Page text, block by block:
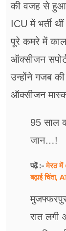
की वजह से
ICU में भर्ती
पूरे कमरे में
ऑक्सीजन
उन्होंने गजब
ऑक्सीजन
95 साल
जान…!
पढ़ें :-मेरठ में
बढ़ाई चिंता,
रात लगी